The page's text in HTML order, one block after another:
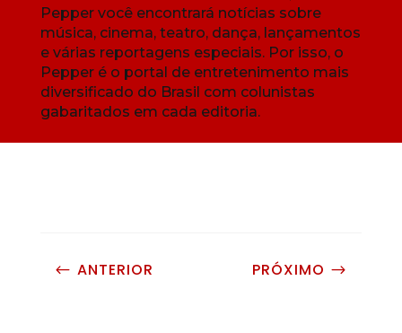
Pepper você encontrará notícias sobre
música, cinema, teatro, dança, lançamentos
e várias reportagens especiais. Por isso, o
Pepper é o portal de entretenimento mais
diversificado do Brasil com colunistas
gabaritados em cada editoria.
# ANTERIOR PRÓXIMO $